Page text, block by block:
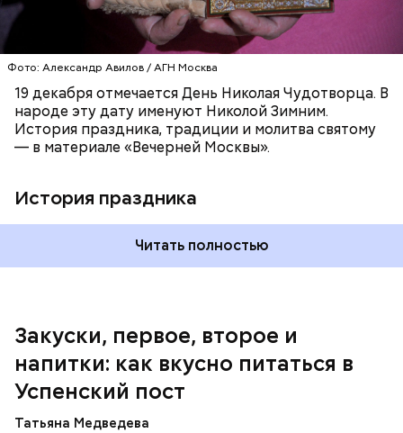
Фото: Александр Авилов / АГН Москва
19 декабря отмечается День Николая Чудотворца. В
народе эту дату именуют Николой Зимним.
История праздника, традиции и молитва святому
— в материале «Вечерней Москвы».
История праздника
Читать полностью
Закуски, первое, второе и
напитки: как вкусно питаться в
Успенский пост
Татьяна Медведева
600 г помидоров;
300 г моркови;
200 г шпината;
зелень петрушки и укропа.
морковь, мелко нашинкованные, слегка обжарить в
оставшемся масле, добавить к ним нашинкованные
листья шпината, салата, зеленый лук, зелень
петрушки, помидоры, нарезанные небольшими
дольками, и все тушить 10-15 минут. Полученный
соус заправить солью, сахаром, раствором
лимонной кислоты или уксусом, залить им
обжаренные баклажаны и тушить в жарочном